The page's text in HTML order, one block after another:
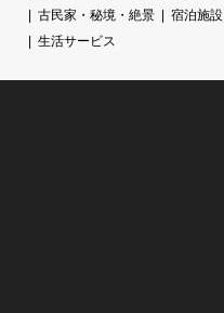
古民家・秘境・絶景
宿泊施設
生活サービス